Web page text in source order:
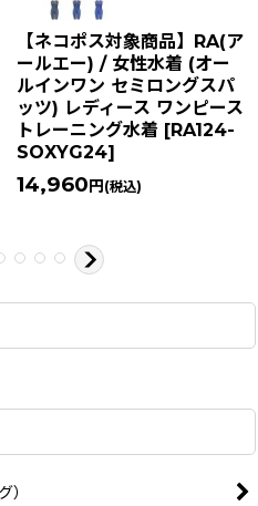
【ネコポス対象商品】RA(ア
ールエー) / 女性水着 (オー
ルインワン セミロングスパ
ッツ) レディース ワンピース
トレーニング水着 [RA124-
SOXYG24]
14,960円(税込)
）